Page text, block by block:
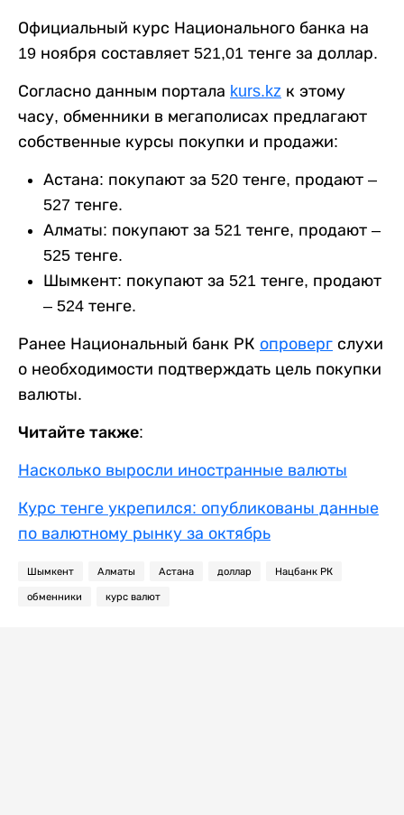
Официальный курс Национального банка на
19 ноября составляет 521,01 тенге за доллар.
Согласно данным портала kurs.kz к этому
часу, обменники в мегаполисах предлагают
собственные курсы покупки и продажи:
Астана: покупают за 520 тенге, продают –
527 тенге.
Алматы: покупают за 521 тенге, продают –
525 тенге.
Шымкент: покупают за 521 тенге, продают
– 524 тенге.
Ранее Национальный банк РК опроверг слухи
о необходимости подтверждать цель покупки
валюты.
Читайте также:
Насколько выросли иностранные валюты
Курс тенге укрепился: опубликованы данные
по валютному рынку за октябрь
Шымкент Алматы Астана доллар Нацбанк РК
обменники курс валют